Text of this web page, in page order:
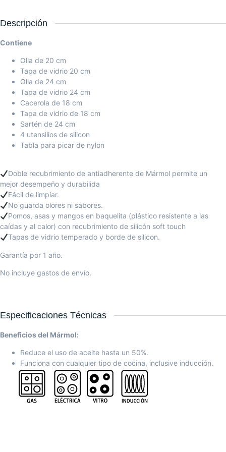
Descripción
Contiene
Olla de 20 cm
Tapa de vidrio 20 cm
Olla de 24 cm
Tapa de vidrio 24 cm
Cacerola de 18 cm
Tapa de vidrio de 18 cm
Sartén de 24 cm
4 utensilios de silicon
Tabla para picar de nylon
Doble recubrimiento de antiadherente de Mármol permite un
mejor desempeño y durabilida
Fácil de limpiar.
No guarda olores ni sabores.
Pomos, asas y mangos en baquelita (plástico resistente a las
caídas y al calor) con recubrimiento de silicón soft touch
Tapas de vidrio temperado y borde de silicon.
Garantía por 1 año.
No incluye gastos de envío.
Especificaciones Técnicas
Beneficios del Mármol:
Reduce el uso de aceite hasta un 50%.
Funciona con cualquier tipo de cocina, inclusive inducción.